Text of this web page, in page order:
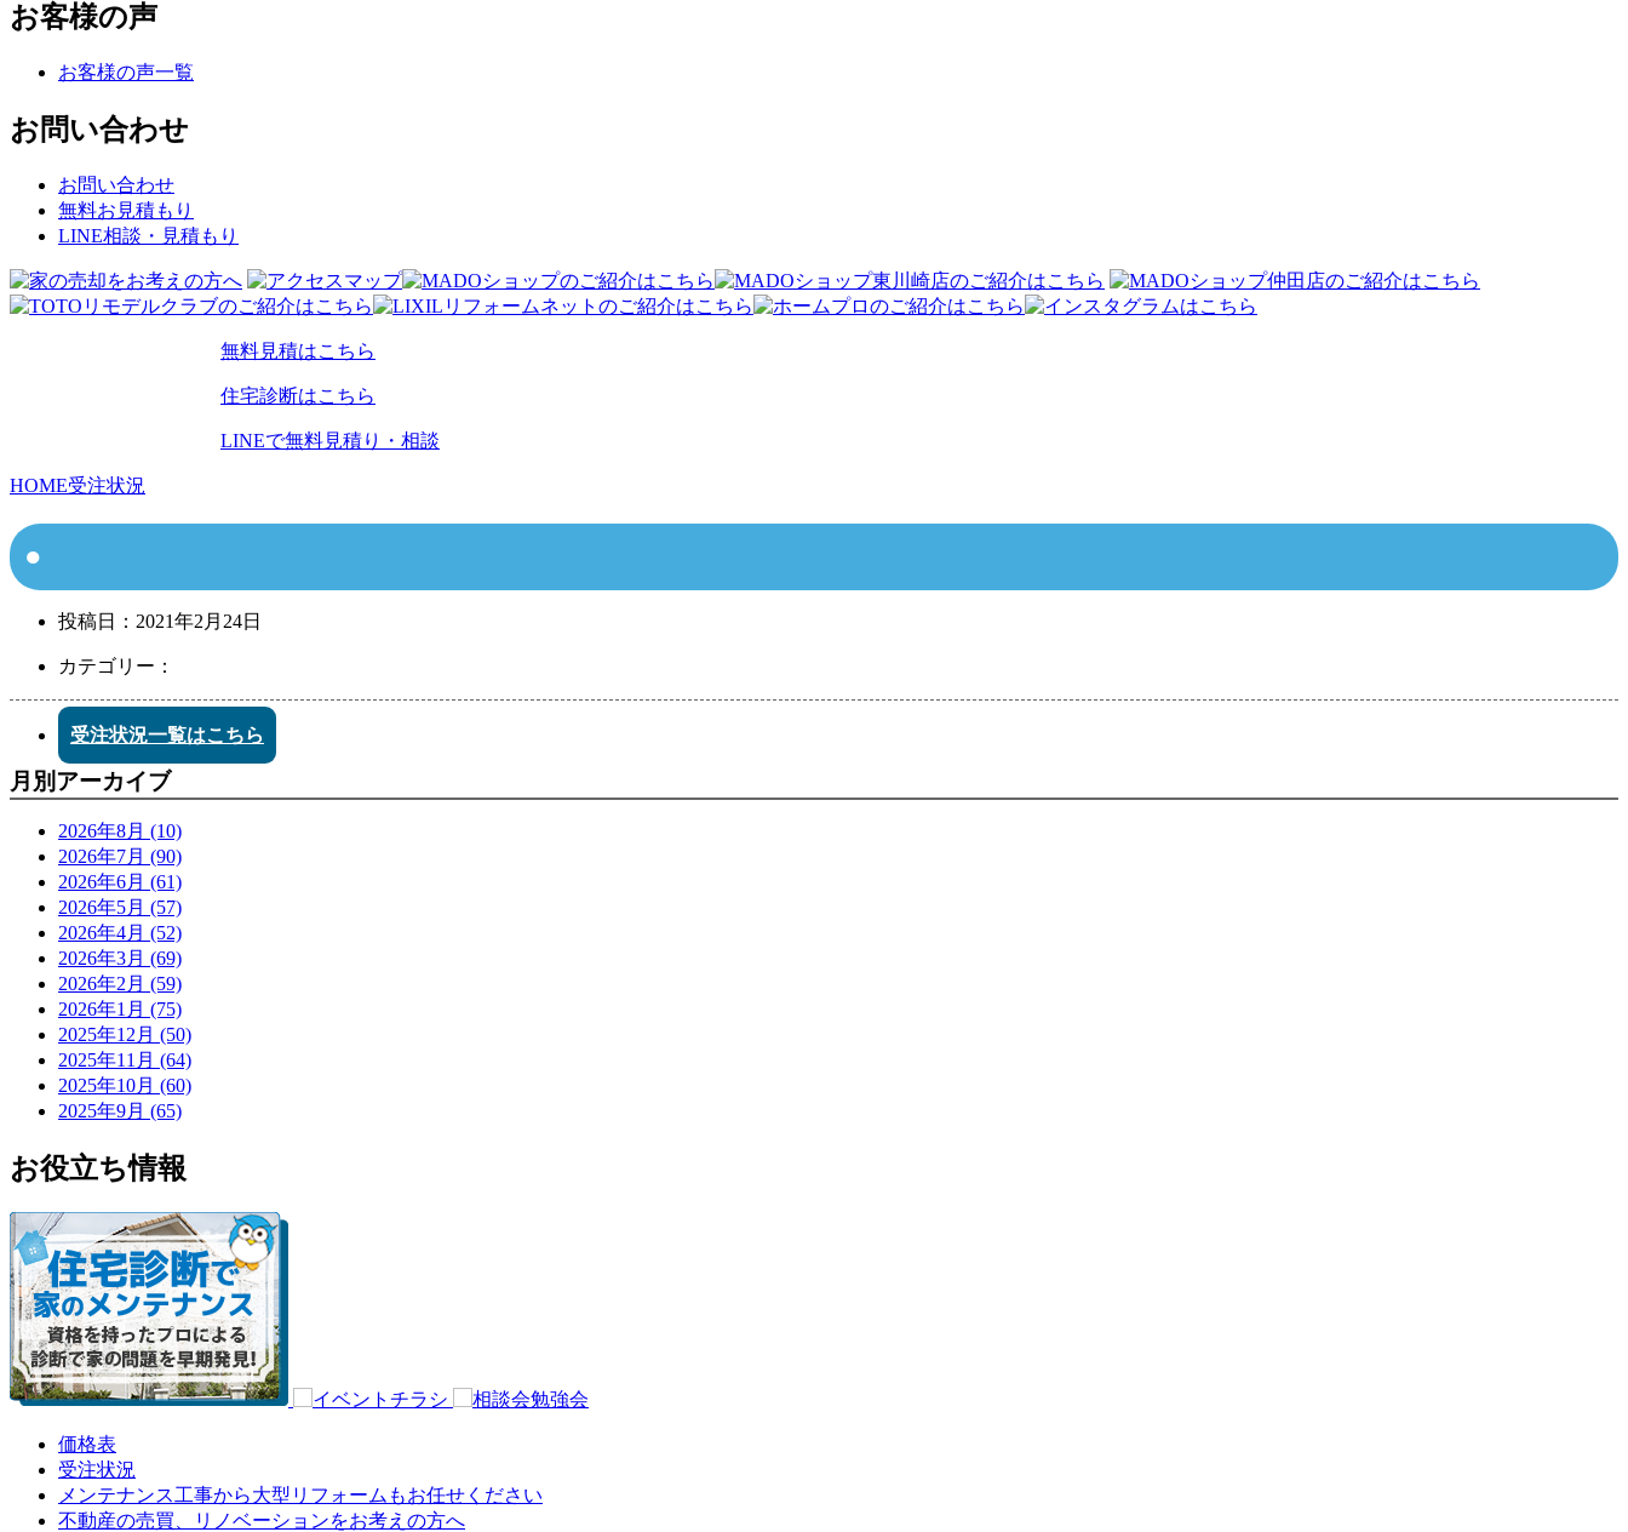
お客様の声
お客様の声一覧
お問い合わせ
お問い合わせ
無料お見積もり
LINE相談・見積もり
無料見積はこちら
住宅診断はこちら
LINEで無料見積り・相談
HOME受注状況
投稿日： 2021年2月24日
カテゴリー：
受注状況一覧はこちら
月別アーカイブ
2026年8月 (10)
2026年7月 (90)
2026年6月 (61)
2026年5月 (57)
2026年4月 (52)
2026年3月 (69)
2026年2月 (59)
2026年1月 (75)
2025年12月 (50)
2025年11月 (64)
2025年10月 (60)
2025年9月 (65)
お役立ち情報
価格表
受注状況
メンテナンス工事から大型リフォームもお任せください
不動産の売買、リノベーションをお考えの方へ